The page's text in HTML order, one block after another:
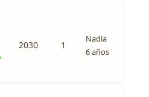
2030 1
Nadia
6 años